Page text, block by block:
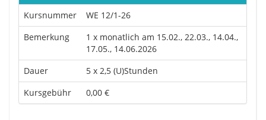
Kursnummer
WE 12/1-26
Bemerkung
1 x monatlich am 15.02., 22.03., 14.04.,
17.05., 14.06.2026
Dauer
5 x 2,5 (U)Stunden
Kursgebühr
0,00 €